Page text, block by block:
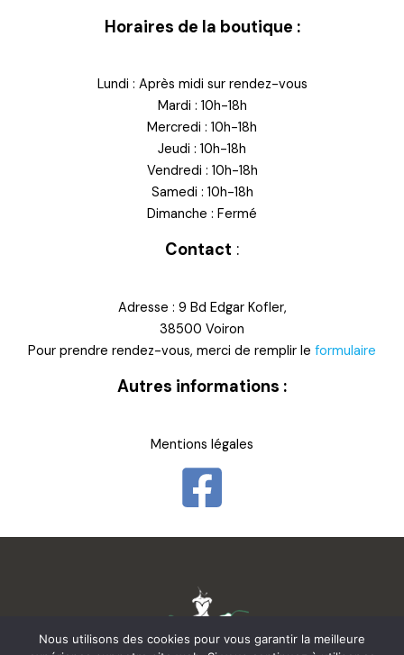
Horaires de la boutique :
Lundi : Après midi sur rendez-vous
Mardi : 10h-18h
Mercredi : 10h-18h
Jeudi : 10h-18h
Vendredi : 10h-18h
Samedi : 10h-18h
Dimanche : Fermé
Contact :
Adresse : 9 Bd Edgar Kofler,
38500 Voiron
Pour prendre rendez-vous, merci de remplir le formulaire
Autres informations :
Mentions légales
Nous utilisons des cookies pour vous garantir la meilleure